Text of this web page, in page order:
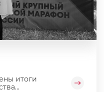
итоги